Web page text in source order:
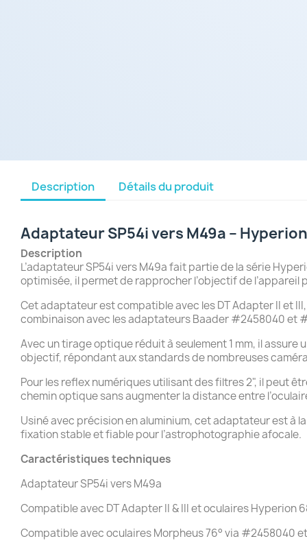
Description Détails du produit
Adaptateur SP54i vers M49a –
Description
L’adaptateur SP54i vers M49a fait partie de la série
optimisée, il permet de rapprocher l’objectif de
Cet adaptateur est compatible avec les DT Adapter II et
combinaison avec les adaptateurs Baader #2458040 et
Avec un tirage optique réduit à seulement 1 mm, il
objectif, répondant aux standards de nombreuses
Pour les reflex numériques utilisant des filtres 2", il peut
chemin optique sans augmenter la distance entre
Usiné avec précision en aluminium, cet adaptateur est à
fixation stable et fiable pour l’astrophotographie afocale.
Caractéristiques techniques
Adaptateur SP54i vers M49a
Compatible avec DT Adapter II & III et oculaires Hyperion
Compatible avec oculaires Morpheus 76° via #2458040